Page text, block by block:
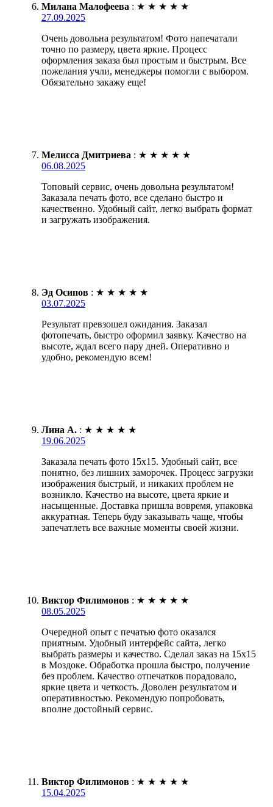
Милана Малофеева : ★ ★ ★ ★ ★
27.09.2025
Очень довольна результатом! Фото напечатали
точно по размеру, цвета яркие. Процесс
оформления заказа был простым и быстрым. Все
пожелания учли, менеджеры помогли с выбором.
Обязательно закажу еще!
Мелисса Дмитриева : ★ ★ ★ ★ ★
06.08.2025
Топовый сервис, очень довольна результатом!
Заказала печать фото, все сделано быстро и
качественно. Удобный сайт, легко выбрать формат
и загружать изображения.
Эд Осипов : ★ ★ ★ ★ ★
03.07.2025
Результат превзошел ожидания. Заказал
фотопечать, быстро оформил заявку. Качество на
высоте, ждал всего пару дней. Оперативно и
удобно, рекомендую всем!
Лина А. : ★ ★ ★ ★ ★
19.06.2025
Заказала печать фото 15х15. Удобный сайт, все
понятно, без лишних заморочек. Процесс загрузки
изображения быстрый, и никаких проблем не
возникло. Качество на высоте, цвета яркие и
насыщенные. Доставка пришла вовремя, упаковка
аккуратная. Теперь буду заказывать чаще, чтобы
запечатлеть все важные моменты своей жизни.
Виктор Филимонов : ★ ★ ★ ★ ★
08.05.2025
Очередной опыт с печатью фото оказался
приятным. Удобный интерфейс сайта, легко
выбрать размеры и качество. Сделал заказ на 15х15
в Моздоке. Обработка прошла быстро, получение
без проблем. Качество отпечатков порадовало,
яркие цвета и четкость. Доволен результатом и
оперативностью. Рекомендую попробовать,
вполне достойный сервис.
Виктор Филимонов : ★ ★ ★ ★ ★
15.04.2025